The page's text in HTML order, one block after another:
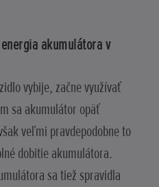
akumulátora v
vybije, začne využívať
sa akumulátor opäť
veľmi pravdepodobne to
dobitie akumulátora.
sa tiež spravidla